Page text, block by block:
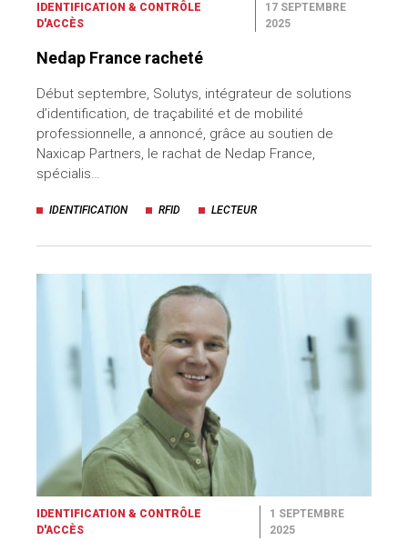
IDENTIFICATION & CONTRÔLE
D'ACCÈS
17 SEPTEMBRE
2025
Nedap France racheté
Début septembre, Solutys, intégrateur de solutions
d’identification, de traçabilité et de mobilité
professionnelle, a annoncé, grâce au soutien de
Naxicap Partners, le rachat de Nedap France,
spécialis…
IDENTIFICATION RFID LECTEUR
IDENTIFICATION & CONTRÔLE
D'ACCÈS
1 SEPTEMBRE
2025